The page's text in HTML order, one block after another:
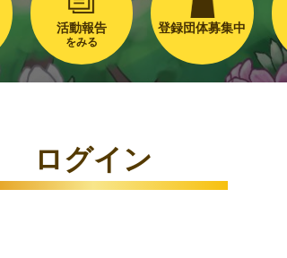
活動報告
をみる
登録団体募集中
ログイン